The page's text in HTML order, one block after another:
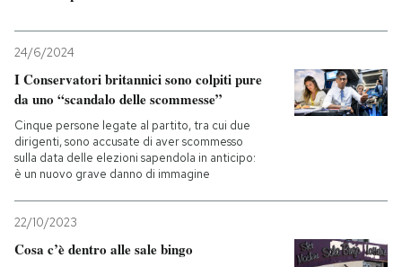
24/6/2024
I Conservatori britannici sono colpiti pure
da uno “scandalo delle scommesse”
Cinque persone legate al partito, tra cui due
dirigenti, sono accusate di aver scommesso
sulla data delle elezioni sapendola in anticipo:
è un nuovo grave danno di immagine
22/10/2023
Cosa c’è dentro alle sale bingo